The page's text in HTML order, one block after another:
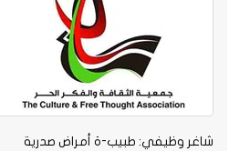
شاغر وظيفي: طبيب-ة أمراض صدرية